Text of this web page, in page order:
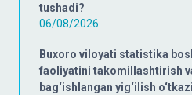
tushadi?
06/08/2026
Buxoro viloyati statistika
faoliyatini takomillashtirish
bag‘ishlangan yig‘ilish